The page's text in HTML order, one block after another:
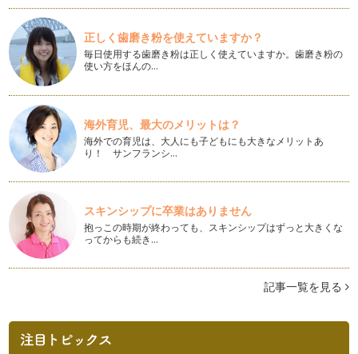
リボンの色で伝える活動と思い
10月1日は東京都庁やレインボーブリッジ、スカイツリーなど
がピンク色にライトアップされまし…
身近なものから探す「配色技法」
ファッションカラーでもインテリアカラーでも、「3色」を選
び出すことが出来ればカラーコーディ…
中秋の名月－お月見－
中秋の名月を鑑賞する「お月見」の行事は、中国から伝わり、
日本では奈良時代には宮中で「月見の…
重陽の節句
子どもたちも長い夏休みが終わって、そろそろ日常のペースに
戻りつつあるでしょうか。暑さもだい…
2012年秋冬ファッションの流行色
立秋が過ぎても、まだまだ暑い日が続いていますね。皆様、い
子どもたちも長い夏休みに入り暑い日が続いていますね。いか
がお過ごしですか? 私の息子が小学…
正しく歯磨き粉を使えていますか？
毎日使用する歯磨き粉は正しく使えていますか。歯磨き粉の
使い方をほんの…
海外育児、最大のメリットは？
海外での育児は、大人にも子どもにも大きなメリットあ
り！ サンフランシ…
スキンシップに卒業はありません
抱っこの時期が終わっても、スキンシップはずっと大きくな
ってからも続き…
記事一覧を見る